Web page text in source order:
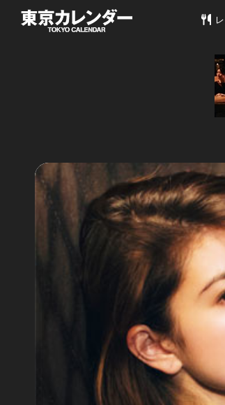
東京